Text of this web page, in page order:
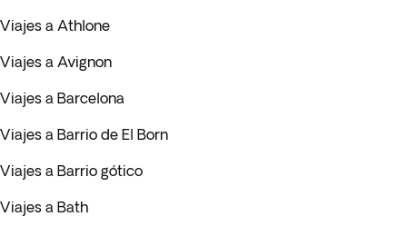
Viajes a Athlone
Viajes a Avignon
Viajes a Barcelona
Viajes a Barrio de El Born
Viajes a Barrio gótico
Viajes a Bath